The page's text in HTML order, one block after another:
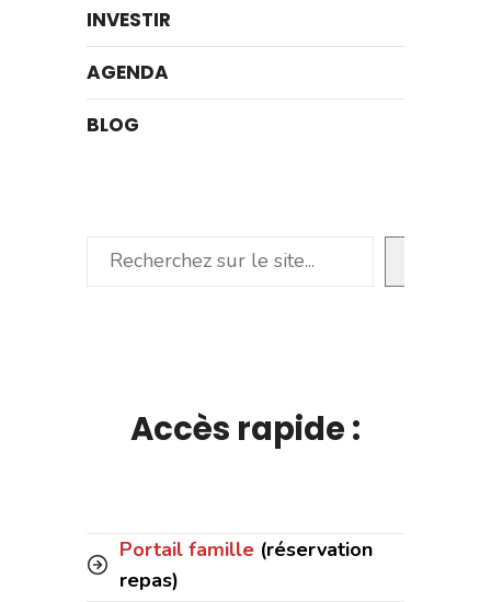
INVESTIR
AGENDA
BLOG
Rechercher
Accès rapide :
Portail famille (réservation
repas)